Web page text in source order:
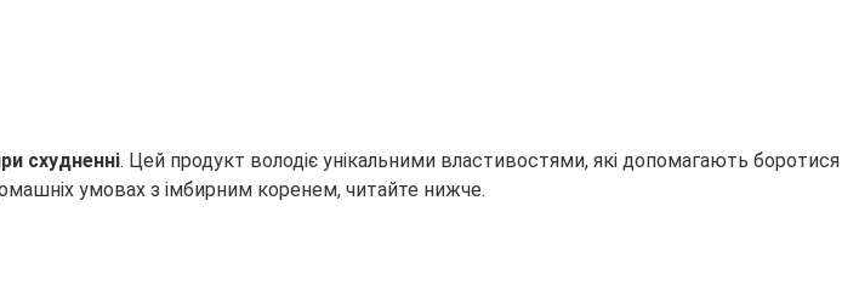
схудненні. Цей продукт володіє унікальними властивостями, які допомагають боротися
умовах з імбирним коренем, читайте нижче.